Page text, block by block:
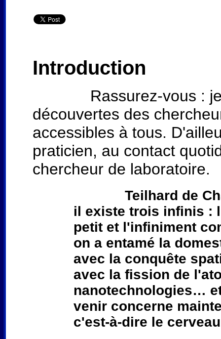
Introduction
Rassurez-vous : je
découvertes des
accessibles à tous.
praticien, au contact
chercheur de laboratoire.
Teilhard de
il existe trois infinis :
petit et l'infiniment
on a entamé la
avec la conquête
avec la fission de
nanotechnologies…
venir concerne
c'est-à-dire le